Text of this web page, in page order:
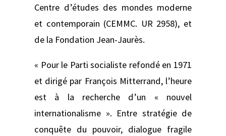
Centre d’études des mondes moderne
et contemporain (CEMMC. UR 2958), et
de la Fondation Jean-Jaurès.
« Pour le Parti socialiste refondé en 1971
et dirigé par François Mitterrand, l’heure
est à la recherche d’un « nouvel
internationalisme ». Entre stratégie de
conquête du pouvoir, dialogue fragile